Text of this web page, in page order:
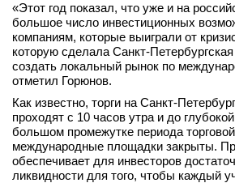
«Этот год показал, что уже и на
большое число инвестиционных
компаниям, которые выиграли от
которую сделала Санкт-
создать локальный рынок по
отметил Горюнов.
Как известно, торги на Санкт-
проходят с 10 часов утра и до
большом промежутке периода
международные площадки закрыты.
обеспечивает для инвесторов
ликвидности для того, чтобы каждый